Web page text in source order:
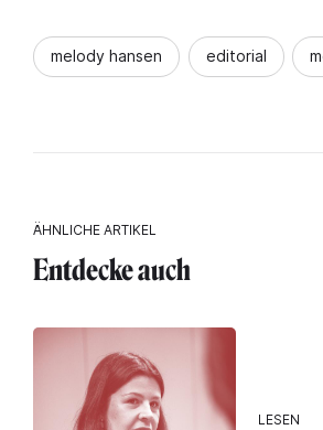
melody hansen editorial
ÄHNLICHE ARTIKEL
Entdecke auch
LESEN